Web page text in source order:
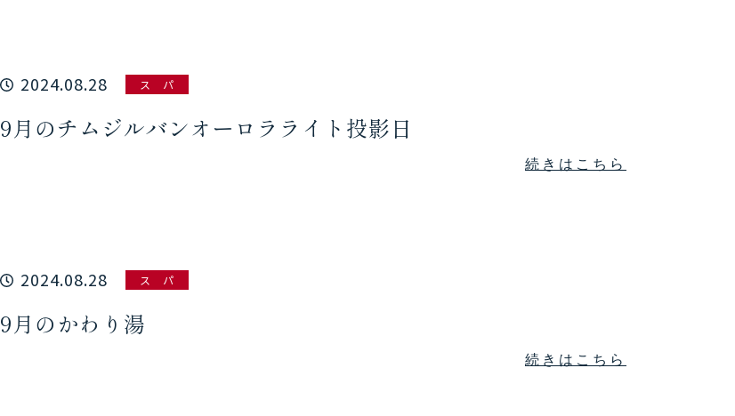
2024.08.28 ス パ
9月のチムジルバンオーロラライト投影日
続きはこちら
2024.08.28 ス パ
9月のかわり湯
続きはこちら